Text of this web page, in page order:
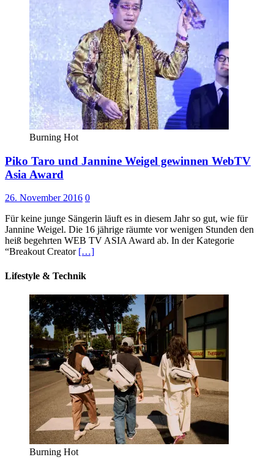
Burning Hot
Piko Taro und Jannine Weigel gewinnen WebTV
Asia Award
26. November 2016 0
Für keine junge Sängerin läuft es in diesem Jahr so gut, wie für
Jannine Weigel. Die 16 jährige räumte vor wenigen Stunden den
heiß begehrten WEB TV ASIA Award ab. In der Kategorie
“Breakout Creator […]
Lifestyle & Technik
Burning Hot